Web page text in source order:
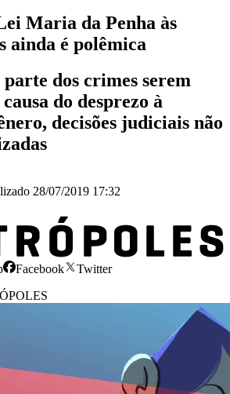
Maria da Penha às
ainda é polêmica
dos crimes serem
do desprezo à
decisões judiciais não
28/07/2019 17:32
Facebook
Twitter